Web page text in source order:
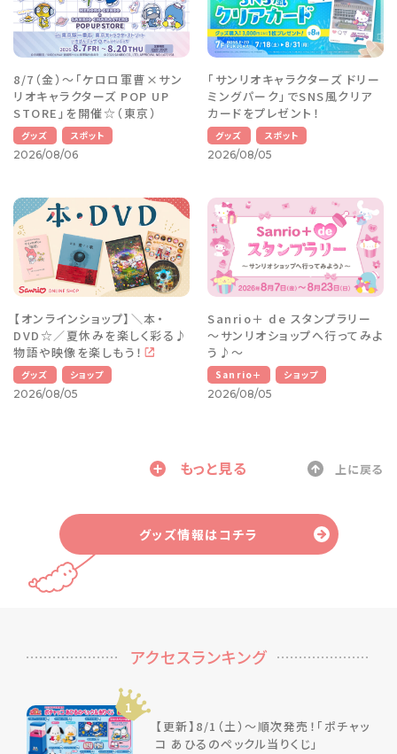
8/7（金）～「ケロロ軍曹×サン
リオキャラクターズ POP UP
STORE」を開催☆（東京）
グッズ
スポット
2026/08/06
「サンリオキャラクターズ ドリー
ミングパーク」でSNS風クリア
カードをプレゼント！
グッズ
スポット
2026/08/05
【オンラインショップ】＼本・
DVD☆／夏休みを楽しく彩る♪
物語や映像を楽しもう！
グッズ
ショップ
2026/08/05
Sanrio＋ de スタンプラリー
～サンリオショップへ行ってみよ
う♪～
Sanrio＋
ショップ
2026/08/05
もっと見る 上に戻る
グッズ情報はコチラ
アクセスランキング
1
【更新】8/1（土）～順次発売！「ポチャッ
コ あひるのペックル当りくじ」